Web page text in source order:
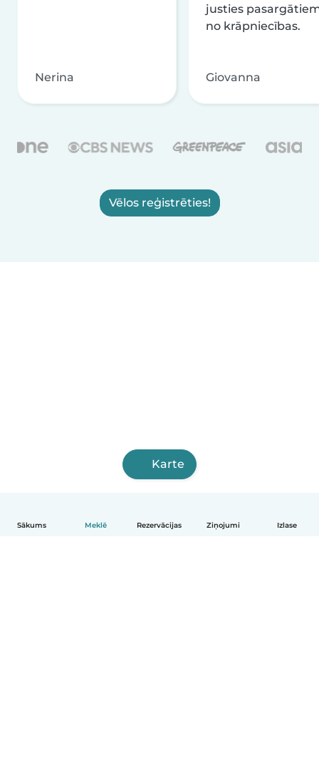
Sākums Meklē Rezervācijas Ziņojumi Izlase
Nerina
justies
no krāpniecības.
Giovanna
Vēlos reģistrēties!
Karte